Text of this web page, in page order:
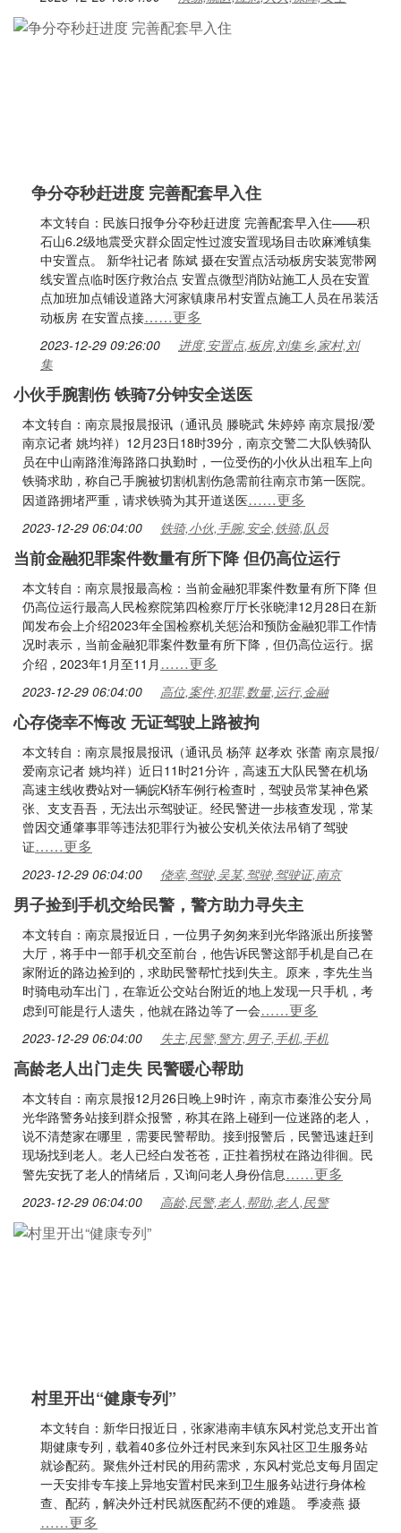
争分夺秒赶进度 完善配套早入住
本文转自：民族日报争分夺秒赶进度 完善配套早入住——积
石山6.2级地震受灾群众固定性过渡安置现场目击吹麻滩镇集
中安置点。 新华社记者 陈斌 摄在安置点活动板房安装宽带网
线安置点临时医疗救治点 安置点微型消防站施工人员在安置
点加班加点铺设道路大河家镇康吊村安置点施工人员在吊装活
动板房 在安置点接……更多
2023-12-29 09:26:00
进度,安置点,板房,刘集乡,家村,刘
集
小伙手腕割伤 铁骑7分钟安全送医
本文转自：南京晨报晨报讯（通讯员 滕晓武 朱婷婷 南京晨报/爱
南京记者 姚均祥）12月23日18时39分，南京交警二大队铁骑队
员在中山南路淮海路路口执勤时，一位受伤的小伙从出租车上向
铁骑求助，称自己手腕被切割机割伤急需前往南京市第一医院。
因道路拥堵严重，请求铁骑为其开道送医……更多
2023-12-29 06:04:00 铁骑,小伙,手腕,安全,铁骑,队员
当前金融犯罪案件数量有所下降 但仍高位运行
本文转自：南京晨报最高检：当前金融犯罪案件数量有所下降 但
仍高位运行最高人民检察院第四检察厅厅长张晓津12月28日在新
闻发布会上介绍2023年全国检察机关惩治和预防金融犯罪工作情
况时表示，当前金融犯罪案件数量有所下降，但仍高位运行。据
介绍，2023年1月至11月 ……更多
2023-12-29 06:04:00 高位,案件,犯罪,数量,运行,金融
心存侥幸不悔改 无证驾驶上路被拘
本文转自：南京晨报晨报讯（通讯员 杨萍 赵孝欢 张蕾 南京晨报/
爱南京记者 姚均祥）近日11时21分许，高速五大队民警在机场
高速主线收费站对一辆皖K轿车例行检查时，驾驶员常某神色紧
张、支支吾吾，无法出示驾驶证。经民警进一步核查发现，常某
曾因交通肇事罪等违法犯罪行为被公安机关依法吊销了驾驶
证……更多
2023-12-29 06:04:00 侥幸,驾驶,吴某,驾驶,驾驶证,南京
男子捡到手机交给民警，警方助力寻失主
本文转自：南京晨报近日，一位男子匆匆来到光华路派出所接警
大厅，将手中一部手机交至前台，他告诉民警这部手机是自己在
家附近的路边捡到的，求助民警帮忙找到失主。原来，李先生当
时骑电动车出门，在靠近公交站台附近的地上发现一只手机，考
虑到可能是行人遗失，他就在路边等了一会……更多
2023-12-29 06:04:00 失主,民警,警方,男子,手机,手机
高龄老人出门走失 民警暖心帮助
本文转自：南京晨报12月26日晚上9时许，南京市秦淮公安分局
光华路警务站接到群众报警，称其在路上碰到一位迷路的老人，
说不清楚家在哪里，需要民警帮助。接到报警后，民警迅速赶到
现场找到老人。老人已经白发苍苍，正拄着拐杖在路边徘徊。民
警先安抚了老人的情绪后，又询问老人身份信息……更多
2023-12-29 06:04:00 高龄,民警,老人,帮助,老人,民警
村里开出“健康专列”
本文转自：新华日报近日，张家港南丰镇东风村党总支开出首
期健康专列，载着40多位外迁村民来到东风社区卫生服务站
就诊配药。聚焦外迁村民的用药需求，东风村党总支每月固定
一天安排专车接上异地安置村民来到卫生服务站进行身体检
查、配药，解决外迁村民就医配药不便的难题。 季凌燕 摄
……更多